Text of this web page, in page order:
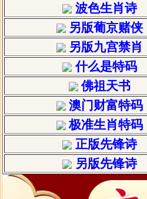
波色生肖诗
另版葡京赌侠
另版九宫禁肖
什么是特码
佛祖天书
澳门财富特码
极准生肖特码
正版先锋诗
另版先锋诗